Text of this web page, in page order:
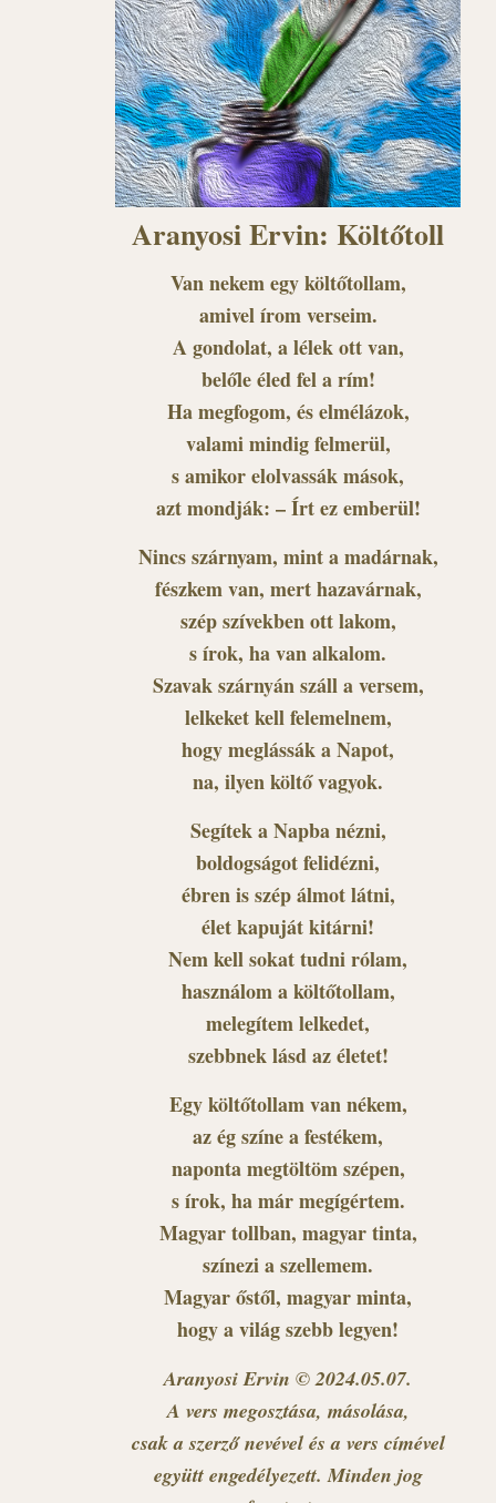
Aranyosi Ervin: Költőtoll
Van nekem egy költőtollam,
amivel írom verseim.
A gondolat, a lélek ott van,
belőle éled fel a rím!
Ha megfogom, és elmélázok,
valami mindig felmerül,
s amikor elolvassák mások,
azt mondják: – Írt ez emberül!
Nincs szárnyam, mint a madárnak,
fészkem van, mert hazavárnak,
szép szívekben ott lakom,
s írok, ha van alkalom.
Szavak szárnyán száll a versem,
lelkeket kell felemelnem,
hogy meglássák a Napot,
na, ilyen költő vagyok.
Segítek a Napba nézni,
boldogságot felidézni,
ébren is szép álmot látni,
élet kapuját kitárni!
Nem kell sokat tudni rólam,
használom a költőtollam,
melegítem lelkedet,
szebbnek lásd az életet!
Egy költőtollam van nékem,
az ég színe a festékem,
naponta megtöltöm szépen,
s írok, ha már megígértem.
Magyar tollban, magyar tinta,
színezi a szellemem.
Magyar őstől, magyar minta,
hogy a világ szebb legyen!
Aranyosi Ervin © 2024.05.07.
A vers megosztása, másolása,
csak a szerző nevével és a vers címével
együtt engedélyezett. Minden jog